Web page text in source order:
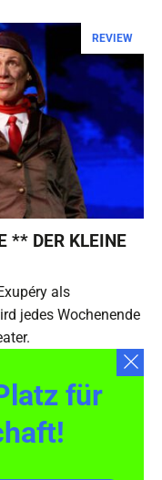
REVIEW
** DER KLEINE
als
jedes Wochenende
für